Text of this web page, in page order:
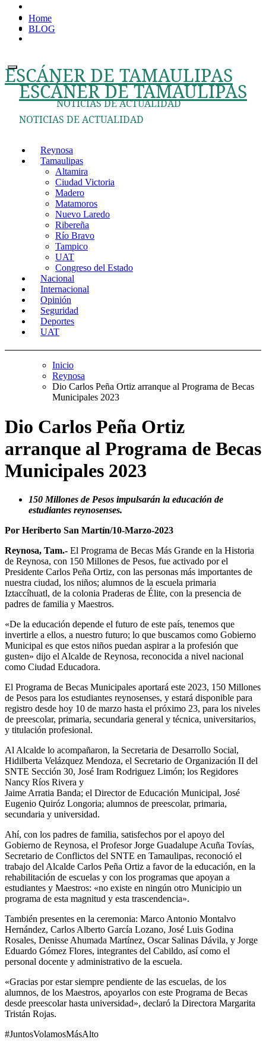
contenido
Home
BLOG
ESCÁNER DE TAMAULIPAS
NOTICIAS DE ACTUALIDAD
ESCÁNER DE TAMAULIPAS
NOTICIAS DE ACTUALIDAD
Reynosa
Tamaulipas
Altamira
Ciudad Victoria
Madero
Matamoros
Nuevo Laredo
Ribereña
Río Bravo
Tampico
UAT
Congreso del Estado
Nacional
Internacional
Opinión
Seguridad
Deportes
UAT
Inicio
Reynosa
Dio Carlos Peña Ortiz arranque al Programa de Becas
Municipales 2023
Dio Carlos Peña Ortiz
arranque al Programa de Becas
Municipales 2023
150 Millones de Pesos impulsarán la educación de
estudiantes reynosenses.
Por Heriberto San Martín/10-Marzo-2023
Reynosa, Tam.- El Programa de Becas Más Grande en la Historia
de Reynosa, con 150 Millones de Pesos, fue activado por el
Presidente Carlos Peña Ortiz, con las personas más importantes de
nuestra ciudad, los niños; alumnos de la escuela primaria
Iztaccíhuatl, de la colonia Praderas de Élite, con la presencia de
padres de familia y Maestros.
«De la educación depende el futuro de este país, tenemos que
invertirle a ellos, a nuestro futuro; lo que buscamos como Gobierno
Municipal es que estos niños puedan aspirar a la profesión que
gusten» dijo el Alcalde de Reynosa, reconocida a nivel nacional
como Ciudad Educadora.
El Programa de Becas Municipales aportará este 2023, 150 Millones
de Pesos para los estudiantes reynosenses, y estará disponible para
registro desde hoy 10 de marzo hasta el próximo 23, para los niveles
de preescolar, primaria, secundaria general y técnica, universitarios,
y titulación profesional.
Al Alcalde lo acompañaron, la Secretaria de Desarrollo Social,
Hidilberta Velázquez Mendoza, el Secretario de Organización II del
SNTE Sección 30, José Iram Rodriguez Limón; los Regidores
Nancy Ríos Rivera y
Jaime Arratia Banda; el Director de Educación Municipal, José
Eugenio Quiróz Longoria; alumnos de preescolar, primaria,
secundaria y universidad.
Ahí, con los padres de familia, satisfechos por el apoyo del
Gobierno de Reynosa, el Profesor Jorge Guadalupe Acuña Tovías,
Secretario de Conflictos del SNTE en Tamaulipas, reconoció el
trabajo del Alcalde Carlos Peña Ortiz a favor de la educación, en la
rehabilitación de escuelas y con los programas que apoyan a
estudiantes y Maestros: «no existe en ningún otro Municipio un
programa de esta magnitud y esta trascendencia».
También presentes en la ceremonia: Marco Antonio Montalvo
Hernández, Carlos Alberto García Lozano, José Luis Godina
Rosales, Denisse Ahumada Martínez, Oscar Salinas Dávila, y Jorge
Eduardo Gómez Flores, integrantes del Cabildo, así como el
personal docente y administrativo de la escuela.
«Gracias por estar siempre pendiente de las escuelas, de los
alumnos, de los Maestros, apoyarlos con este Programa de Becas
desde preescolar hasta universidad», declaró la Directora Margarita
Tristán Rojas.
#JuntosVolamosMásAlto